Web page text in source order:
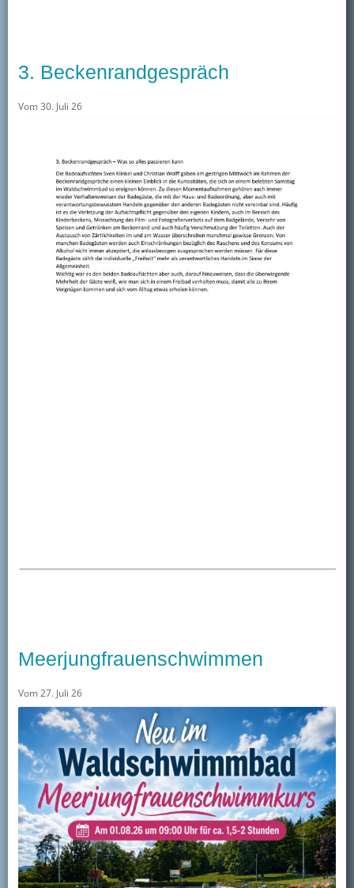
3. Beckenrandgespräch
Vom 30. Juli 26
Meerjungfrauenschwimmen
Vom 27. Juli 26